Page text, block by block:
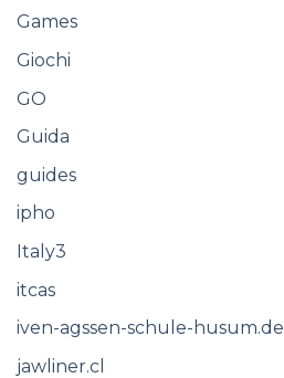
Games
Giochi
GO
Guida
guides
ipho
Italy3
itcas
iven-agssen-schule-husum.de
jawliner.cl